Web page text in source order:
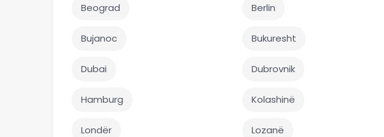
Beograd Berlin
Bujanoc Bukuresht
Dubai Dubrovnik
Hamburg Kolashinë
Londër Lozanë